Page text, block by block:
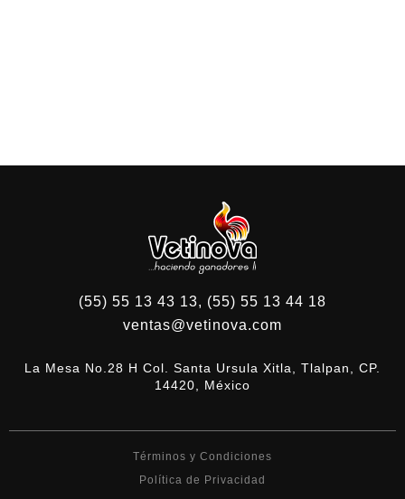
(55) 55 13 43 13, (55) 55 13 44 18
ventas@vetinova.com
La Mesa No.28 H Col. Santa Ursula Xitla, Tlalpan, CP.
14420, México
Términos y Condiciones
Política de Privacidad